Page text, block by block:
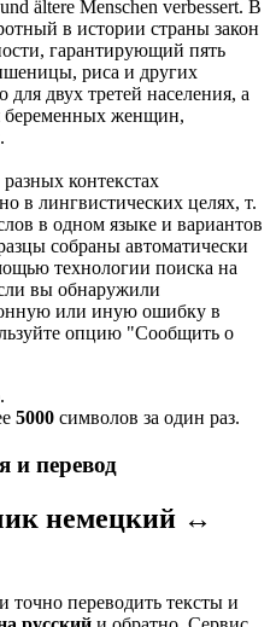
ältere Menschen verbessert. В
в истории страны закон
гарантирующий пять
риса и других
для двух третей населения, а
беременных женщин,
контекстах
в лингвистических целях, т.
в одном языке и вариантов
собраны автоматически
технологии поиска на
вы обнаружили
или иную ошибку в
опцию "Сообщить о
5000 символов за один раз.
и перевод
немецкий ↔
точно переводить тексты и